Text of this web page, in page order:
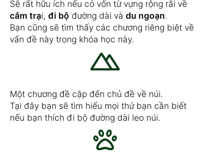
Sẽ rất hữu ích nếu có vốn từ vựng rộng rãi về
cắm trại, đi bộ đường dài và du ngoạn.
Bạn cũng sẽ tìm thấy các chương riêng biệt về
vấn đề này trong khóa học này.
Một chương đề cập đến chủ đề về núi.
Tại đây bạn sẽ tìm hiểu mọi thứ bạn cần biết
nếu bạn thích đi bộ đường dài leo núi.